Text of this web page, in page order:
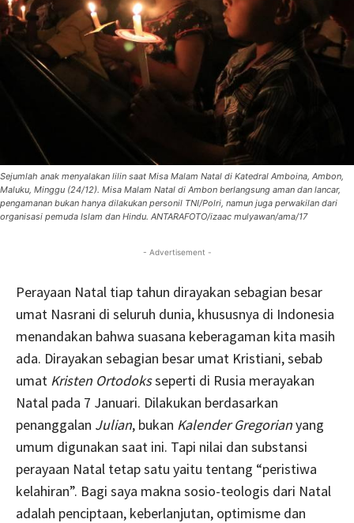
Sejumlah anak menyalakan lilin saat Misa Malam Natal di Katedral Amboina, Ambon,
Maluku, Minggu (24/12). Misa Malam Natal di Ambon berlangsung aman dan lancar,
pengamanan bukan hanya dilakukan personil TNI/Polri, namun juga perwakilan dari
organisasi pemuda Islam dan Hindu. ANTARAFOTO/izaac mulyawan/ama/17
- Advertisement -
Perayaan Natal tiap tahun dirayakan sebagian besar
umat Nasrani di seluruh dunia, khususnya di Indonesia
menandakan bahwa suasana keberagaman kita masih
ada. Dirayakan sebagian besar umat Kristiani, sebab
umat Kristen Ortodoksseperti di Rusia merayakan
Natal pada 7 Januari. Dilakukan berdasarkan
penanggalan Julian, bukan Kalender Gregorianyang
umum digunakan saat ini. Tapi nilai dan substansi
perayaan Natal tetap satu yaitu tentang “peristiwa
kelahiran”. Bagi saya makna sosio-teologis dari Natal
adalah penciptaan, keberlanjutan, optimisme dan